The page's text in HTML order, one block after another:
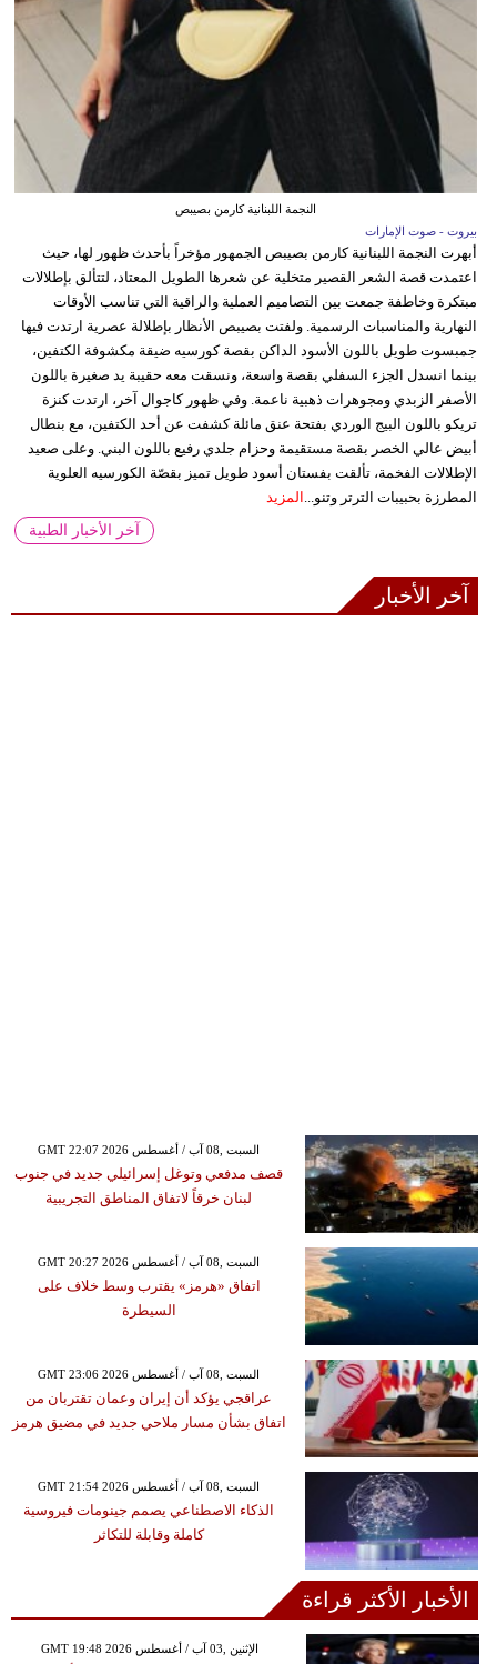
النجمة اللبنانية كارمن بصيبص
بيروت - صوت الإمارات
أبهرت النجمة اللبنانية كارمن بصيبص الجمهور مؤخراً بأحدث ظهور لها، حيث
اعتمدت قصة الشعر القصير متخلية عن شعرها الطويل المعتاد، لتتألق بإطلالات
مبتكرة وخاطفة جمعت بين التصاميم العملية والراقية التي تناسب الأوقات
النهارية والمناسبات الرسمية. ولفتت بصيبص الأنظار بإطلالة عصرية ارتدت فيها
جمبسوت طويل باللون الأسود الداكن بقصة كورسيه ضيقة مكشوفة الكتفين،
بينما انسدل الجزء السفلي بقصة واسعة، ونسقت معه حقيبة يد صغيرة باللون
الأصفر الزبدي ومجوهرات ذهبية ناعمة. وفي ظهور كاجوال آخر، ارتدت كنزة
تريكو باللون البيج الوردي بفتحة عنق مائلة كشفت عن أحد الكتفين، مع بنطال
أبيض عالي الخصر بقصة مستقيمة وحزام جلدي رفيع باللون البني. وعلى صعيد
الإطلالات الفخمة، تألقت بفستان أسود طويل تميز بقصّة الكورسيه العلوية
المطرزة بحبيبات الترتر وتنو... المزيد
آخر الأخبار الطبية
آخر الأخبار
GMT 22:07 2026 السبت ,08 آب / أغسطس
قصف مدفعي وتوغل إسرائيلي جديد في جنوب
لبنان خرقاً لاتفاق المناطق التجريبية
GMT 20:27 2026 السبت ,08 آب / أغسطس
اتفاق «هرمز» يقترب وسط خلاف على
السيطرة
GMT 23:06 2026 السبت ,08 آب / أغسطس
عراقجي يؤكد أن إيران وعمان تقتربان من
اتفاق بشأن مسار ملاحي جديد في مضيق هرمز
GMT 21:54 2026 السبت ,08 آب / أغسطس
الذكاء الاصطناعي يصمم جينومات فيروسية
كاملة وقابلة للتكاثر
الأخبار الأكثر قراءة
GMT 19:48 2026 الإثنين ,03 آب / أغسطس